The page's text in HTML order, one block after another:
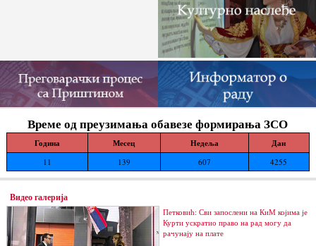
Време од преузимања обавезе формирања ЗСО
Година Месец Недеља Дан
11 139 607 4255
Видео галерија
Петковић: Сви запослени на КиМ којима је
Курти ускратио право на рад могу да
рачунају на плате